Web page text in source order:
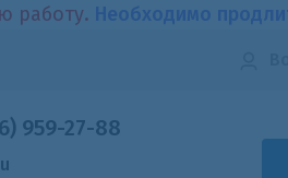
работу.
959-27-88